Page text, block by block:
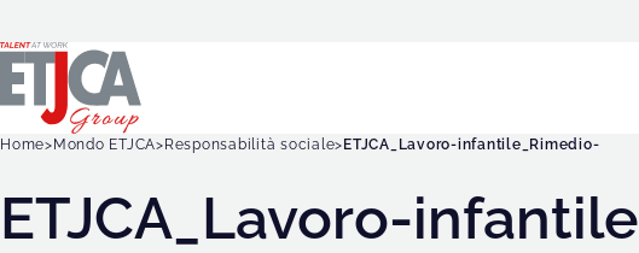
Home Mondo ETJCA Responsabilità sociale ETJCA_Lavoro-infantile_Rimedio-
ETJCA_Lavoro-